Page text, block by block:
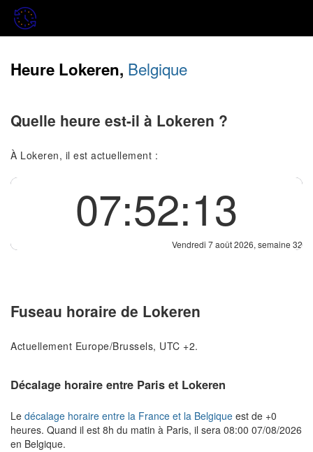
Heure Lokeren, Belgique
Quelle heure est-il à Lokeren ?
À Lokeren, il est actuellement :
07:52:13
Vendredi 7 août 2026, semaine 32
Fuseau horaire de Lokeren
Actuellement Europe/Brussels, UTC +2.
Décalage horaire entre Paris et Lokeren
Le décalage horaire entre la France et la Belgique est de +0
heures. Quand il est 8h du matin à Paris, il sera 08:00 07/08/2026
en Belgique.